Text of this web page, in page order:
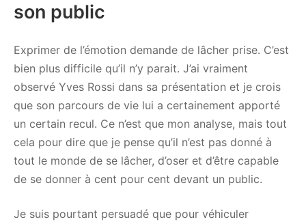
son public
Exprimer de l’émotion demande de lâcher prise. C’est
bien plus difficile qu’il n’y parait. J’ai vraiment
observé Yves Rossi dans sa présentation et je crois
que son parcours de vie lui a certainement apporté
un certain recul. Ce n’est que mon analyse, mais tout
cela pour dire que je pense qu’il n’est pas donné à
tout le monde de se lâcher, d’oser et d’être capable
de se donner à cent pour cent devant un public.
Je suis pourtant persuadé que pour véhiculer